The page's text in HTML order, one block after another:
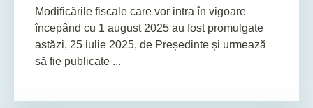
Modificările fiscale care vor intra în vigoare
începând cu 1 august 2025 au fost promulgate
astăzi, 25 iulie 2025, de Președinte și urmează
să fie publicate ...